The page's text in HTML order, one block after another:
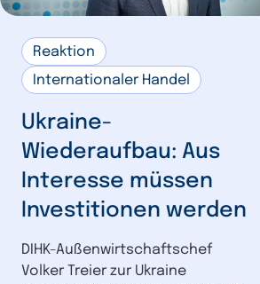
Reaktion
Internationaler Handel
Ukraine-
Wiederaufbau: Aus
Interesse müssen
Investitionen werden
DIHK-Außenwirtschaftschef
Volker Treier zur Ukraine